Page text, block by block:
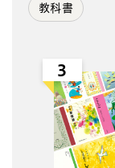
教科書
3